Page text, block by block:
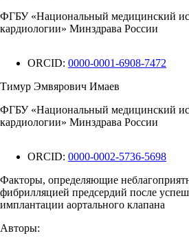
ФГБУ «Национальный медицинский
кардиологии» Минздрава России
ORCID: 0000-0001-6908-7472
Тимур Эмвярович Имаев
ФГБУ «Национальный медицинский
кардиологии» Минздрава России
ORCID: 0000-0002-5736-5698
Факторы, определяющие
фибрилляцией предсердий после
имплантации аортального клапана
Авторы: